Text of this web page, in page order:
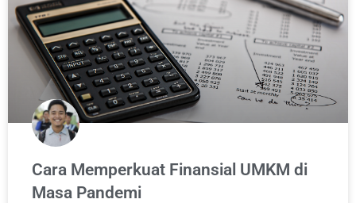
Cara Memperkuat Finansial UMKM di
Masa Pandemi